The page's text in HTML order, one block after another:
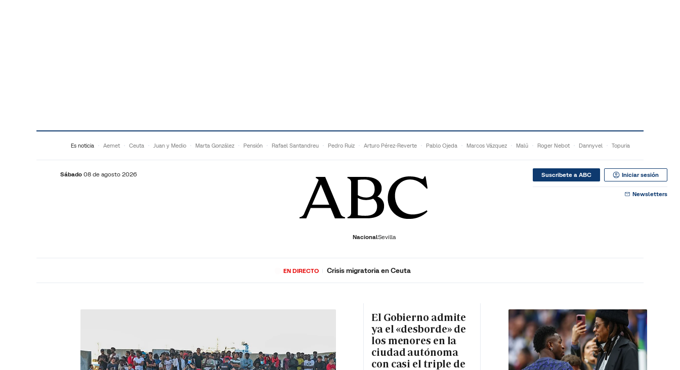
Es noticia Aemet Ceuta Juan y Medio Marta González Pensión Rafael Santandreu Pedro Ruiz Arturo Pérez-Reverte Pablo Ojeda Marcos Vázquez Malú Roger Nebot Dannyvel Topuria
Sábado 08 de agosto 2026
NacionalSevilla
Suscribete a ABC Iniciar sesión
Newsletters
ECONOMÍADEPORTES SOCIEDADCULTURAGENTEPLAY
EN DIRECTO Crisis migratoria en Ceuta
El Gobierno admite
ya el «desborde» de
los menores en la
ciudad autónoma
con casi el triple de